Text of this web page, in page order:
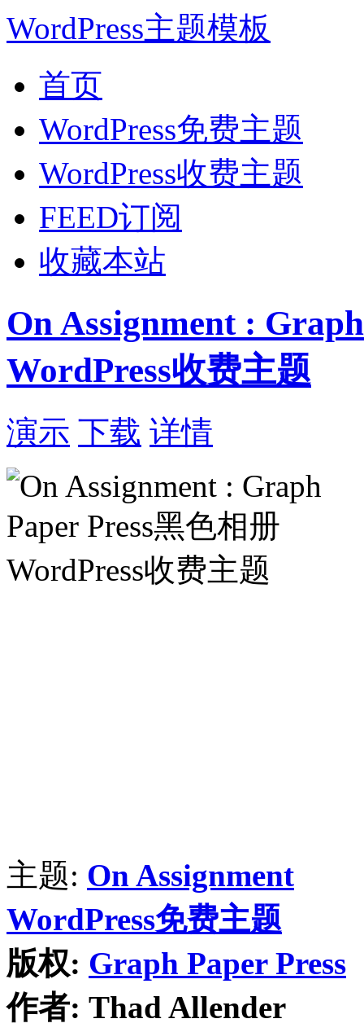
WordPress主题模板
首页
WordPress免费主题
WordPress收费主题
FEED订阅
收藏本站
On Assignment :
WordPress收费主题
演示 下载 详情
主题: On Assignment
WordPress免费主题
版权: Graph Paper Press
作者: Thad Allender